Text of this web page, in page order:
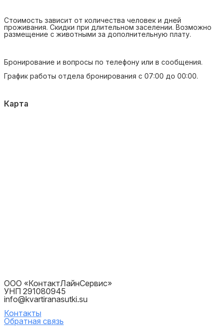
Стоимость зависит от количества человек и дней
проживания. Скидки при длительном заселении. Возможно
размещение с животными за дополнительную плату.
Бронирование и вопросы по телефону или в сообщения.
График работы отдела бронирования с 07:00 до 00:00.
Карта
ООО «КонтактЛайнСервис»
УНП 291080945
info@kvartiranasutki.su
Контакты
Обратная связь